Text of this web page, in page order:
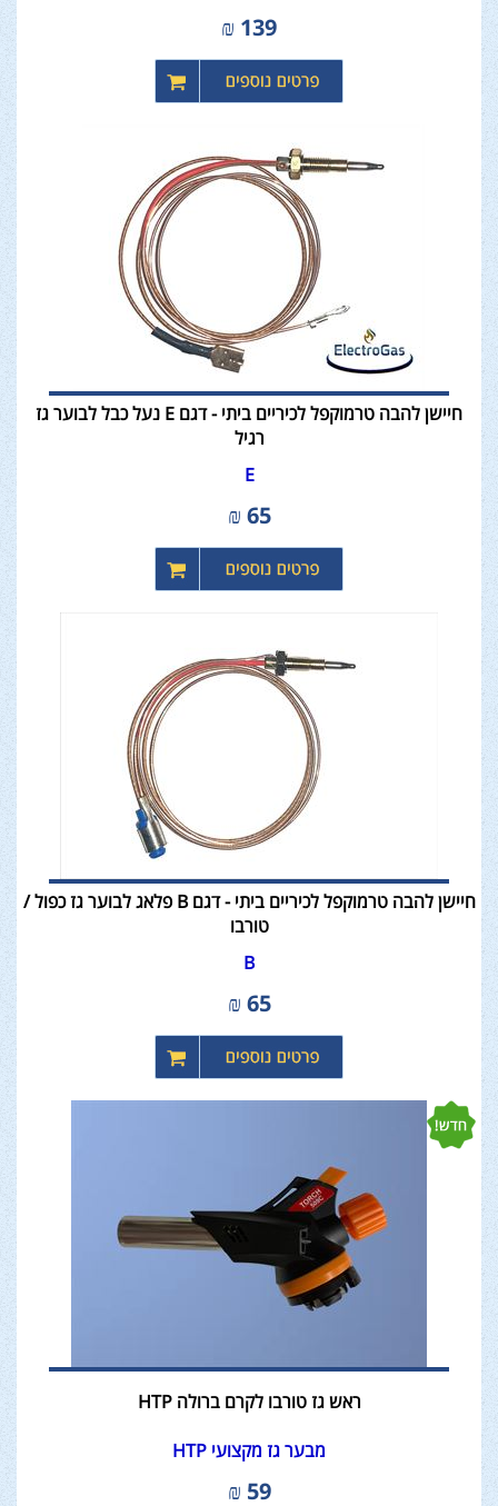
139
₪
חיישן להבה טרמוקפל לכיריים ביתי - דגם E נעל כבל לבוער גז
רגיל
E
65
₪
חיישן להבה טרמוקפל לכיריים ביתי - דגם B פלאג לבוער גז כפול /
טורבו
B
65
₪
ראש גז טורבו לקרם ברולה HTP
מבער גז מקצועי HTP
59
₪